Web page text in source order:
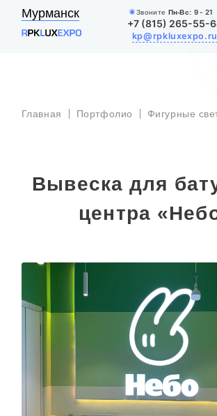
Мурманск Звоните Пн-Вс: 9 - 21
+7 (815) 265-55-
kp@rpkluxexpo.ru
УСЛУГИ
АКЦИИ
Главная Портфолио Фигурные
Вывеска для
центра